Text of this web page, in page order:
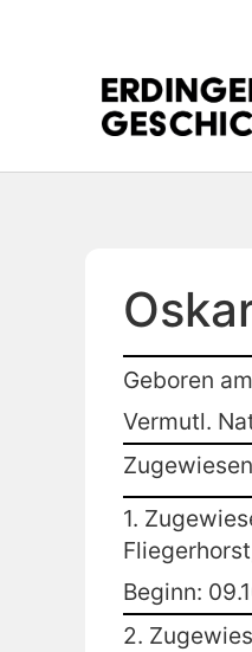
Geboren
Vermutl.
1.
Beginn:
2.